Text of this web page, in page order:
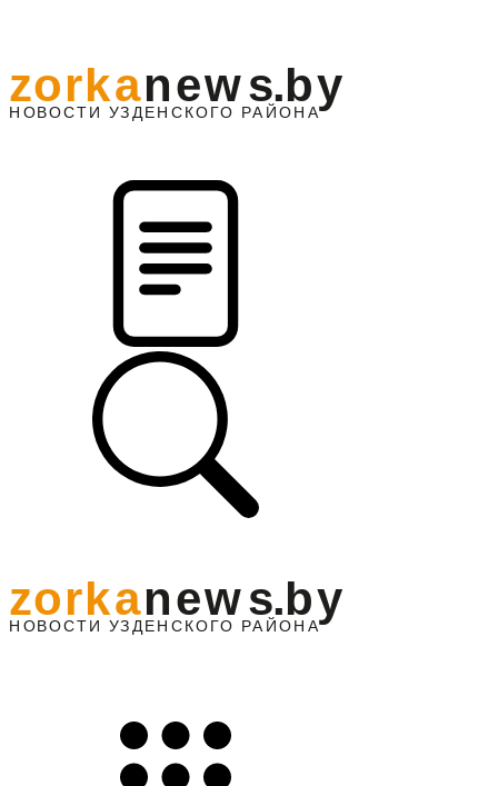
НО ВОСТИ УЗДЕНС КО ГО РАЙОНА
zorkanews.by